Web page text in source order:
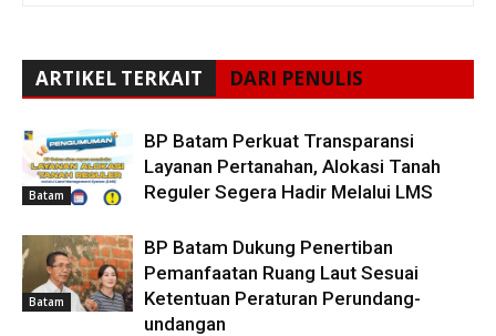
ARTIKEL TERKAIT DARI PENULIS
Batam
BP Batam Perkuat Transparansi
Layanan Pertanahan, Alokasi Tanah
Reguler Segera Hadir Melalui LMS
Batam
BP Batam Dukung Penertiban
Pemanfaatan Ruang Laut Sesuai
Ketentuan Peraturan Perundang-
undangan